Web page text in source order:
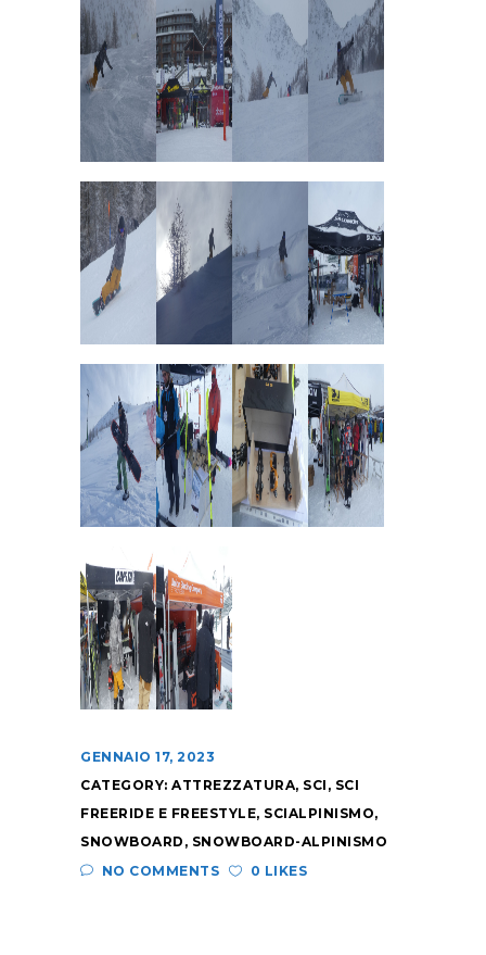
GENNAIO 17, 2023
CATEGORY: ATTREZZATURA, SCI , SCI
FREERIDE E FREESTYLE, SCIALPINISMO,
SNOWBOARD , SNOWBOARD-ALPINISMO
NO COMMENTS
0 LIKES